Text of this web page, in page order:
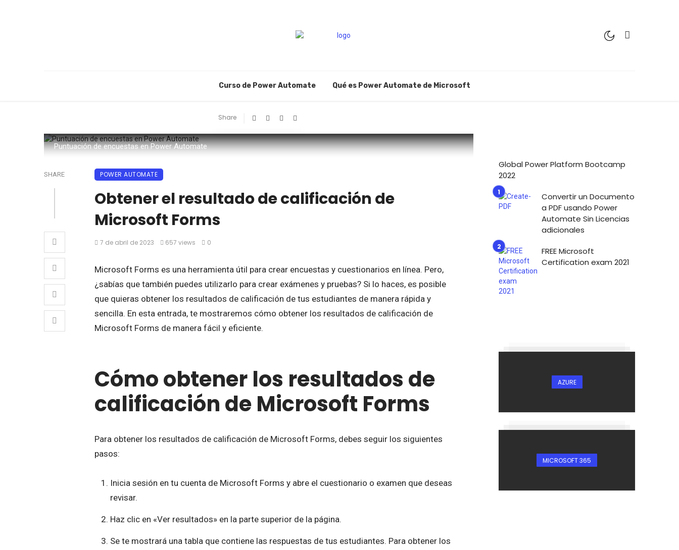
Curso de Power Automate Qué es Power Automate de Microsoft
Puntuación de encuestas en Power Automate
Share
SHARE POWER AUTOMATE
Obtener el resultado de calificación de
Microsoft Forms
7 de abril de 2023 657 views 0
Microsoft Forms es una herramienta útil para crear encuestas y cuestionarios en línea. Pero,
¿sabías que también puedes utilizarlo para crear exámenes y pruebas? Si lo haces, es posible
que quieras obtener los resultados de calificación de tus estudiantes de manera rápida y
sencilla. En esta entrada, te mostraremos cómo obtener los resultados de calificación de
Microsoft Forms de manera fácil y eficiente.
Cómo obtener los resultados de
calificación de Microsoft Forms
Para obtener los resultados de calificación de Microsoft Forms, debes seguir los siguientes
pasos:
Inicia sesión en tu cuenta de Microsoft Forms y abre el cuestionario o examen que deseas
revisar.
Haz clic en «Ver resultados» en la parte superior de la página.
Se te mostrará una tabla que contiene las respuestas de tus estudiantes. Para obtener los
Global Power Platform Bootcamp
2022
Convertir un Documento
a PDF usando Power
Automate Sin Licencias
adicionales
FREE Microsoft
Certification exam 2021
AZURE
MICROSOFT 365